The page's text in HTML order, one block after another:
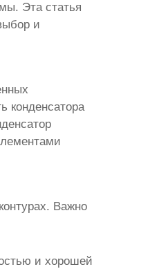
Эта статья
и
конденсатора
Важно
и хорошей